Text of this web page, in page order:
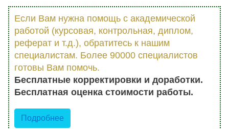
Если Вам нужна помощь с академической
работой (курсовая, контрольная, диплом,
реферат и т.д.), обратитесь к нашим
специалистам. Более 90000 специалистов
готовы Вам помочь.
Бесплатные корректировки и доработки.
Бесплатная оценка стоимости работы.
Подробнее